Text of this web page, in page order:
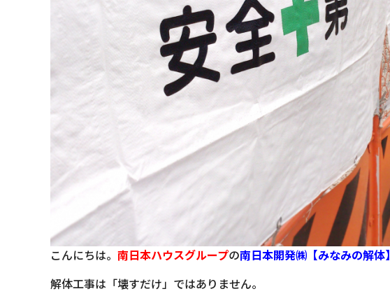
こんにちは。 南日本ハウスグループの南日本開発㈱【みなみの解体】
解体工事は「壊すだけ」ではありません。